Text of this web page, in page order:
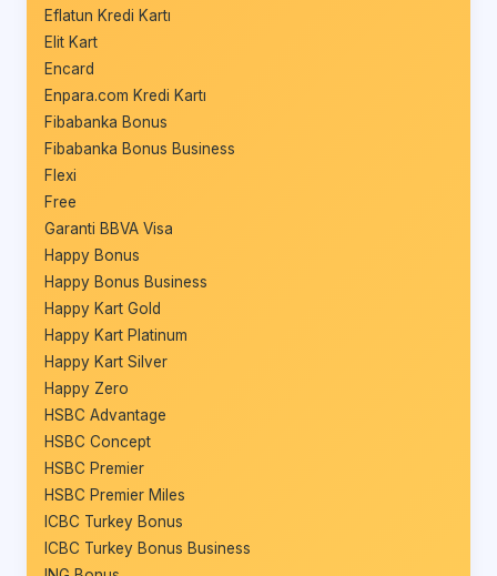
Eflatun Kredi Kartı
Elit Kart
Encard
Enpara.com Kredi Kartı
Fibabanka Bonus
Fibabanka Bonus Business
Flexi
Free
Garanti BBVA Visa
Happy Bonus
Happy Bonus Business
Happy Kart Gold
Happy Kart Platinum
Happy Kart Silver
Happy Zero
HSBC Advantage
HSBC Concept
HSBC Premier
HSBC Premier Miles
ICBC Turkey Bonus
ICBC Turkey Bonus Business